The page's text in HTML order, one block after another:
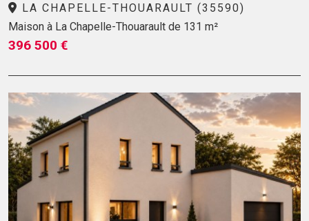
LA CHAPELLE-THOUARAULT (35590)
Maison à La Chapelle-Thouarault de 131 m²
396 500 €